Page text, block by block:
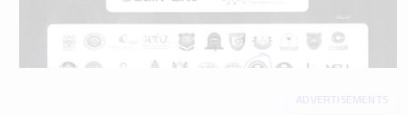
ADVERTISEMENTS